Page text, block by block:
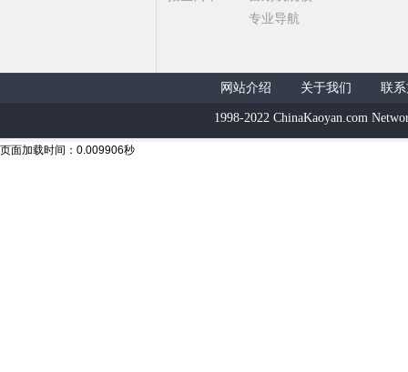
专业导航
网站介绍 关于我们 联
1998-2022 ChinaKaoyan.com
页面加载时间：0.009906秒